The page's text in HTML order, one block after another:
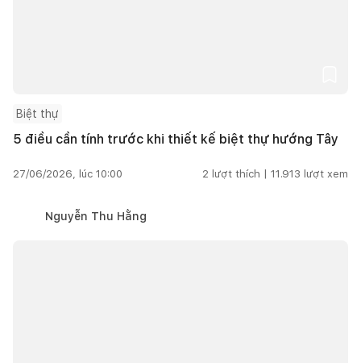
Biệt thự
5 điều cần tính trước khi thiết kế biệt thự hướng Tây
27/06/2026, lúc 10:00 2 lượt thích | 11.913 lượt xem
Nguyễn Thu Hằng